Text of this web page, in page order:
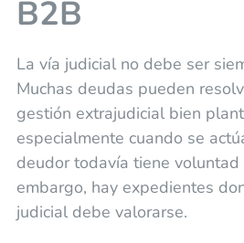
B2B
La vía judicial no debe ser
Muchas deudas pueden
gestión extrajudicial bien
especialmente cuando se
deudor todavía tiene voluntad
embargo, hay expedientes
judicial debe valorarse.